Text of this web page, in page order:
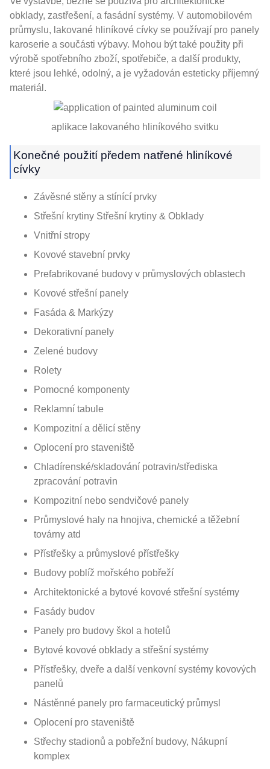
obklady, zastřešení, a fasádní systémy. V automobilovém
průmyslu, lakované hliníkové cívky se používají pro panely
karoserie a součásti výbavy. Mohou být také použity při
výrobě spotřebního zboží, spotřebiče, a další produkty,
které jsou lehké, odolný, a je vyžadován esteticky příjemný
materiál.
aplikace lakovaného hliníkového svitku
Konečné použití předem natřené hliníkové
cívky
Závěsné stěny a stínící prvky
Střešní krytiny Střešní krytiny & Obklady
Vnitřní stropy
Kovové stavební prvky
Prefabrikované budovy v průmyslových oblastech
Kovové střešní panely
Fasáda & Markýzy
Dekorativní panely
Zelené budovy
Rolety
Pomocné komponenty
Reklamní tabule
Kompozitní a dělicí stěny
Oplocení pro staveniště
Chladírenské/skladování potravin/střediska
zpracování potravin
Kompozitní nebo sendvičové panely
Průmyslové haly na hnojiva, chemické a těžební
továrny atd
Přístřešky a průmyslové přístřešky
Budovy poblíž mořského pobřeží
Architektonické a bytové kovové střešní systémy
Fasády budov
Panely pro budovy škol a hotelů
Bytové kovové obklady a střešní systémy
Přístřešky, dveře a další venkovní systémy kovových
panelů
Nástěnné panely pro farmaceutický průmysl
Oplocení pro staveniště
Střechy stadionů a pobřežní budovy, Nákupní
komplex